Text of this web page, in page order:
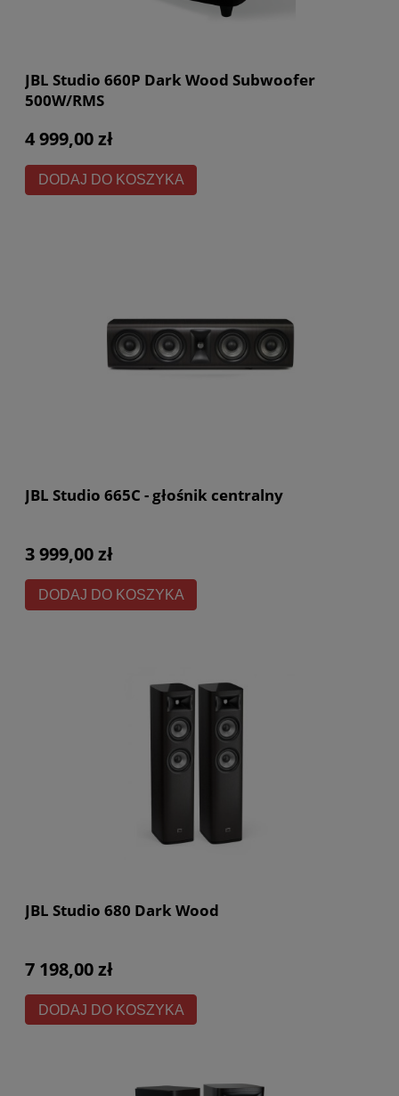
JBL Studio 660P Dark Wood Subwoofer
500W/RMS
4 999,00 zł
DODAJ DO KOSZYKA
JBL Studio 665C - głośnik centralny
3 999,00 zł
DODAJ DO KOSZYKA
JBL Studio 680 Dark Wood
7 198,00 zł
DODAJ DO KOSZYKA